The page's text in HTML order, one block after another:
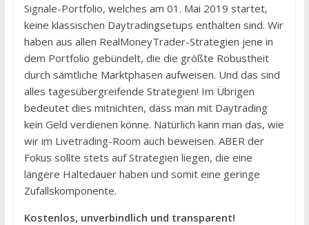
Signale-Portfolio, welches am 01. Mai 2019 startet,
keine klassischen Daytradingsetups enthalten sind. Wir
haben aus allen RealMoneyTrader-Strategien jene in
dem Portfolio gebündelt, die die größte Robustheit
durch sämtliche Marktphasen aufweisen. Und das sind
alles tagesübergreifende Strategien! Im Übrigen
bedeutet dies mitnichten, dass man mit Daytrading
kein Geld verdienen könne. Natürlich kann man das, wie
wir im Livetrading-Room auch beweisen. ABER der
Fokus sollte stets auf Strategien liegen, die eine
längere Haltedauer haben und somit eine geringe
Zufallskomponente.
Kostenlos, unverbindlich und transparent!